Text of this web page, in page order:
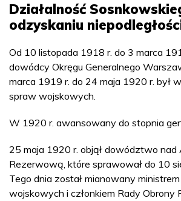
Działalność
odzyskaniu
Od 10 listopada 1918 r. do 3 marca
dowódcy Okręgu Generalnego
marca 1919 r. do 24 maja 1920 r. był
spraw wojskowych.
W 1920 r. awansowany do stopnia
25 maja 1920 r. objął dowództwo nad
Rezerwową, które sprawował do 10
Tego dnia został mianowany
wojskowych i członkiem Rady Obrony